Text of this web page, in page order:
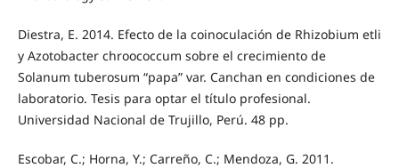
Diestra, E. 2014. Efecto de la coinoculación de Rhizobium etli
y Azotobacter chroococcum sobre el crecimiento de
Solanum tuberosum “papa” var. Canchan en condiciones de
laboratorio. Tesis para optar el título profesional.
Universidad Nacional de Trujillo, Perú. 48 pp.
Escobar, C.; Horna, Y.; Carreño, C.; Mendoza, G. 2011.